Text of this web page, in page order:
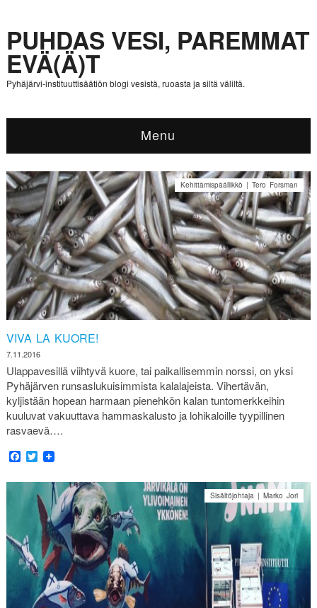
PUHDAS VESI, PAREMMAT
EVÄ(Ä)T
Pyhäjärvi-instituuttisäätiön blogi vesistä, ruoasta ja siltä väliltä.
Menu
VIVA LA KUORE!
7.11.2016
Kehittämispäällikkö | Tero Forsman
Ulappavesillä viihtyvä kuore, tai paikallisemmin norssi, on yksi
Pyhäjärven runsaslukuisimmista kalalajeista. Vihertävän,
kyljistään hopean harmaan pienehkön kalan tuntomerkkeihin
kuuluvat vakuuttava hammaskalusto ja lohikaloille tyypillinen
rasvaevä….
Facebook
Twitter
Sisältöjohtaja | Marko Jori